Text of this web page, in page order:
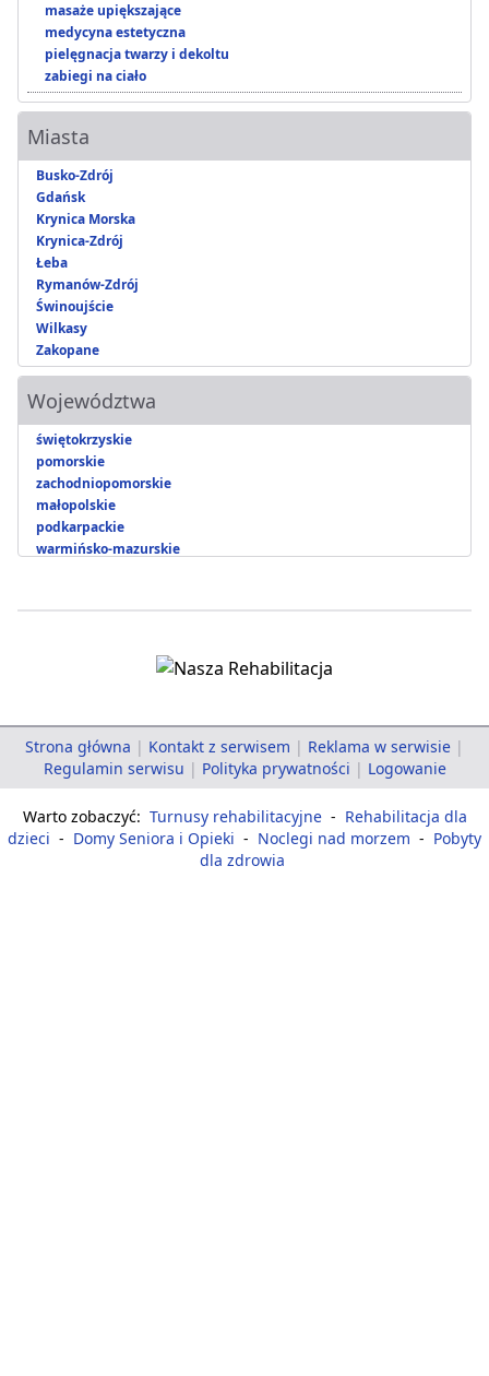
masaże upiększające
medycyna estetyczna
pielęgnacja twarzy i dekoltu
zabiegi na ciało
Miasta
Busko-Zdrój
Gdańsk
Krynica Morska
Krynica-Zdrój
Łeba
Rymanów-Zdrój
Świnoujście
Wilkasy
Zakopane
Województwa
świętokrzyskie
pomorskie
zachodniopomorskie
małopolskie
podkarpackie
warmińsko-mazurskie
Strona główna | Kontakt z serwisem | Reklama w serwisie |
Regulamin serwisu | Polityka prywatności | Logowanie
Warto zobaczyć: Turnusy rehabilitacyjne - Rehabilitacja dla
dzieci - Domy Seniora i Opieki - Noclegi nad morzem - Pobyty
dla zdrowia